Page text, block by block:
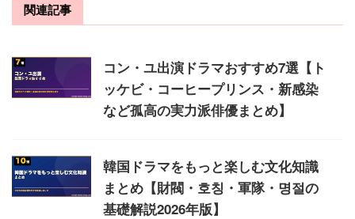
関連記事
コン・ユ出演ドラマおすすめ7選【ト
ッケビ・コーヒープリンス・新感染
など孤高の実力派俳優まとめ】
韓国ドラマをもっと楽しむ文化知識
まとめ【財閥・호칭・軍隊・명절の
基礎解説2026年版】